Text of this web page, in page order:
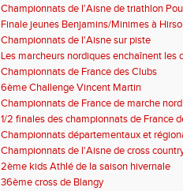
Championnats de l'Aisne de triathlon
Finale jeunes Benjamins/Minimes à
Championnats de l'Aisne sur piste
Les marcheurs nordiques enchaînent les
Championnats de France des Clubs
6ème Challenge Vincent Martin
Championnats de France de marche
Lille
1/2 finales des championnats de France
Championnats départementaux et
Championnats de l'Aisne de cross
2ème kids Athlé de la saison hivernale
36ème cross de Blangy